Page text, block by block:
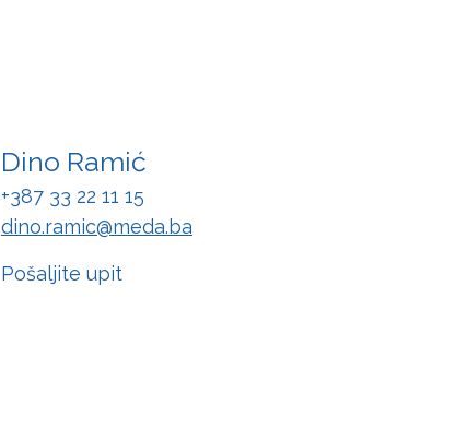
Dino Ramić
+387 33 22 11 15
dino.ramic@meda.ba
Pošaljite upit